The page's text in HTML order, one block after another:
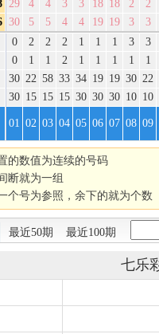
29 4 4 3 3 18 18 2
2
30 5 5 4 4 19 19 3
3
0 2 2 2 1 1 1 3
3
0 1 1 2 1 1 1 1
1
30 22 58 33 34 19 19 30 22
30 15 15 15 30 30 30 10 10
01 02 03 04 05 06 07 08 09
的数值为连续的号码
断就为一组
个号为参照，余下的就为个数
最近50期 最近100期
七乐